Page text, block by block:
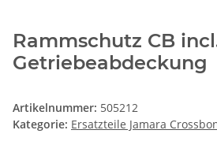
Rammschutz CB
Getriebeabdeckung
Artikelnummer: 505212
Kategorie: Ersatzteile Jamara